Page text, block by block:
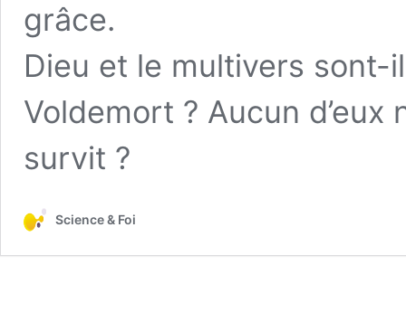
grâce.
Dieu et le multivers
Voldemort ? Aucun
survit ?
Science & Foi